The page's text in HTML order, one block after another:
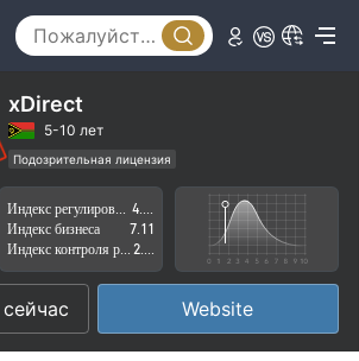
xDirect
5-10 лет
Подозрительная лицензия
Регион деятельности подозрителен
Высокие потенциальные риски
Индекс бизнеса
7.11
Website